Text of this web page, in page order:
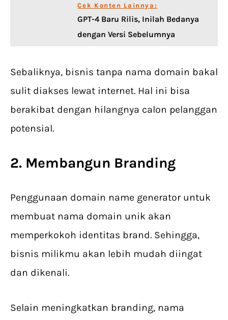
Cek Konten Lainnya:
GPT-4 Baru Rilis, Inilah Bedanya
dengan Versi Sebelumnya
Sebaliknya, bisnis tanpa nama domain bakal
sulit diakses lewat internet. Hal ini bisa
berakibat dengan hilangnya calon pelanggan
potensial.
2. Membangun Branding
Penggunaan domain name generator untuk
membuat nama domain unik akan
memperkokoh identitas brand. Sehingga,
bisnis milikmu akan lebih mudah diingat
dan dikenali.
Selain meningkatkan branding, nama